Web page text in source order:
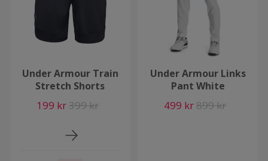
Under Armour Train
Stretch Shorts
199 kr399 kr
Under Armour Links
Pant White
499 kr 899 kr